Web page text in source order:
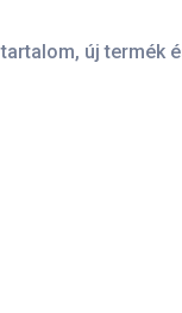
új termék